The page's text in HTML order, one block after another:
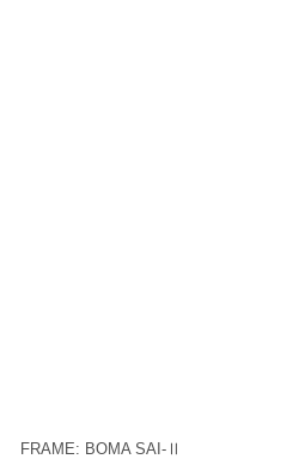
FRAME: BOMA SAI-Ⅱ